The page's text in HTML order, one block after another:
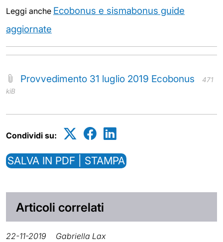
Leggi anche Ecobonus e sismabonus guide
aggiornate
Provvedimento 31 luglio 2019 Ecobonus
471
kiB
Condividi su:
SALVA IN PDF | STAMPA
Articoli correlati
22-11-2019 Gabriella Lax